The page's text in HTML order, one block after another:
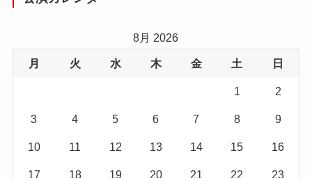
8月 2026
月 火 水 木 金 土 日
1 2
3 4 5 6 7 8 9
10 11 12 13 14 15 16
17 18 19 20 21 22 23